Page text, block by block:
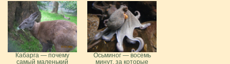
Кабарга — почему
самый маленький
Осьминог — восемь
минут, за которые